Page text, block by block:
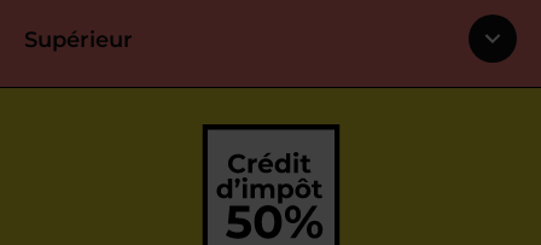
Supérieur